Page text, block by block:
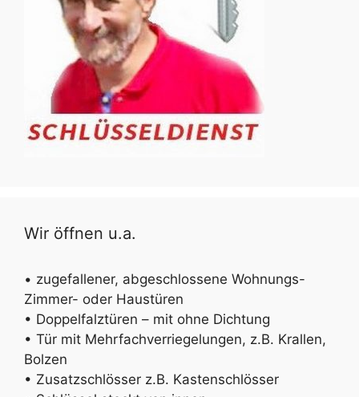
Wir öffnen u.a.
• zugefallener, abgeschlossene Wohnungs-
Zimmer- oder Haustüren
• Doppelfalztüren – mit ohne Dichtung
• Tür mit Mehrfachverriegelungen, z.B. Krallen,
Bolzen
• Zusatzschlösser z.B. Kastenschlösser